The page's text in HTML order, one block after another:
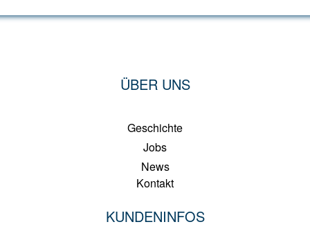
ÜBER UNS
Geschichte
Jobs
News
Kontakt
KUNDENINFOS